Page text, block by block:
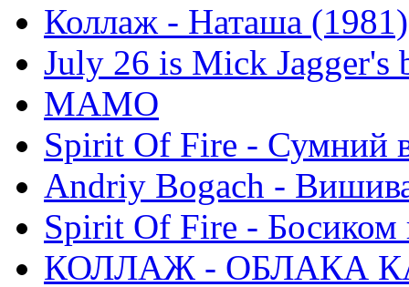
Коллаж - Наташа (1981)
July 26 is Mick Jagger's
МАМО
Spirit Of Fire - Сумний
Andriy Bogach -
Spirit Of Fire - Босиком
КОЛЛАЖ - ОБЛАКА